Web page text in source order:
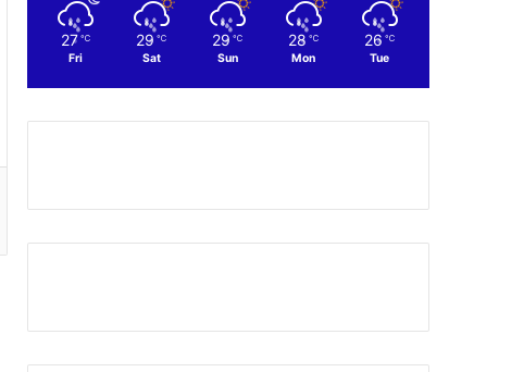
27 ℃
Fri
29 ℃
Sat
29 ℃
Sun
28 ℃
Mon
26 ℃
Tue